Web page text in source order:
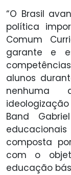
“O Brasil
política
Comum
garante e
alunos
nenhuma
Band
composta
com o
educação